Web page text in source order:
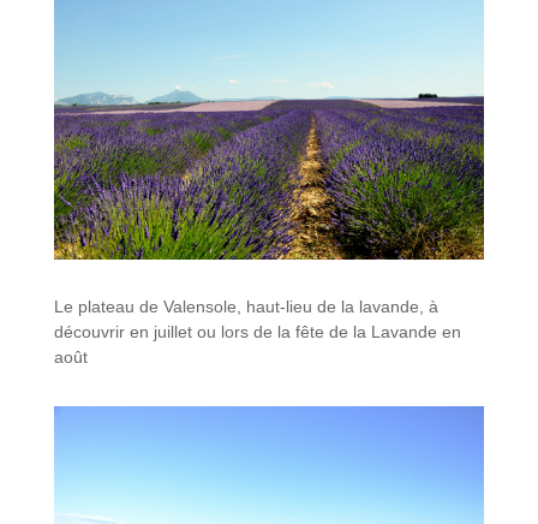
Le plateau de Valensole, haut-lieu de la lavande, à
découvrir en juillet ou lors de la fête de la Lavande en
août